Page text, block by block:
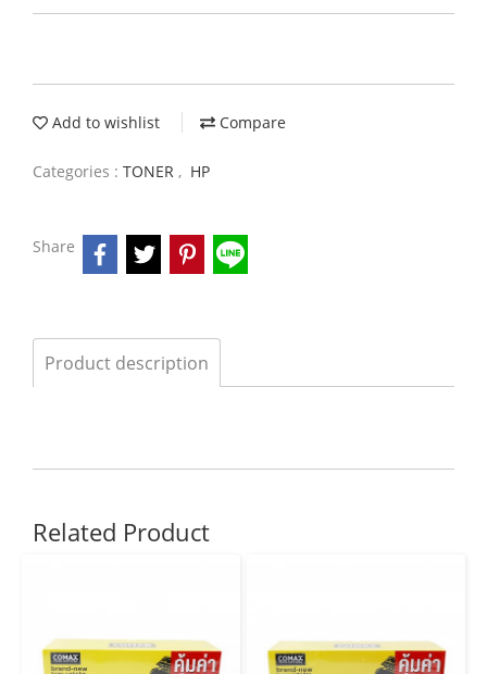
Add to wishlist Compare
Categories : TONER , HP
Share
Product description
Related Product